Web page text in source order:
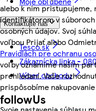
alebo k nim pristupujeme,
identifikátorom v
osobných údajov. Svoj
voľbou Prijať alebo
Pravidlách pre ochranu
voľby oznámime našim
prehliadaní. Vaše
prispôsobíme
Kontaktujte nás
Tesco.sk
Zákaznícka linka -
Výber obchodu
followUs